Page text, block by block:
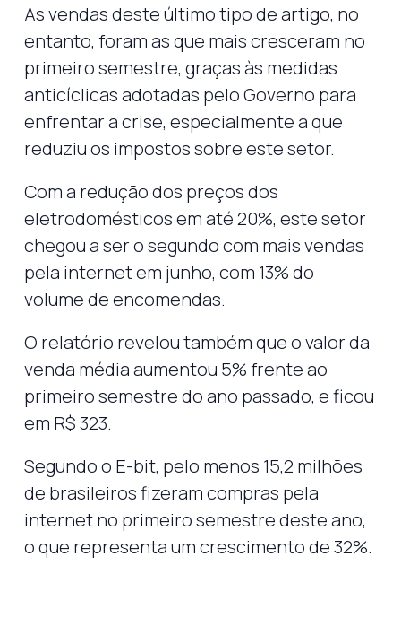
As vendas deste último tipo de artigo, no
entanto, foram as que mais cresceram no
primeiro semestre, graças às medidas
anticíclicas adotadas pelo Governo para
enfrentar a crise, especialmente a que
reduziu os impostos sobre este setor.
Com a redução dos preços dos
eletrodomésticos em até 20%, este setor
chegou a ser o segundo com mais vendas
pela internet em junho, com 13% do
volume de encomendas.
O relatório revelou também que o valor da
venda média aumentou 5% frente ao
primeiro semestre do ano passado, e ficou
em R$ 323.
Segundo o E-bit, pelo menos 15,2 milhões
de brasileiros fizeram compras pela
internet no primeiro semestre deste ano,
o que representa um crescimento de 32%.